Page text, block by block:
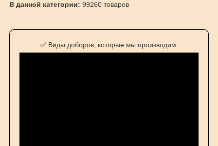
В данной категории: 99260 товаров
✅ Виды доборов, которые мы производим.